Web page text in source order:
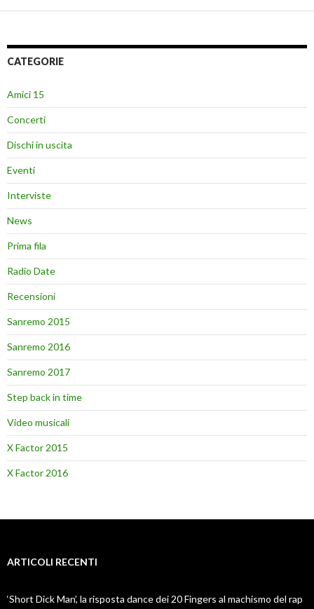
CATEGORIE
Amici 15
Concerti
Dischi in uscita
Eventi
Interviste
News
Prima fila
Radio Date
Recensioni
Sanremo 2015
Sanremo 2016
Sanremo 2017
Step back in time
Video musicali
X Factor 2015
X Factor 2016
ARTICOLI RECENTI
‘Short Dick Man’, la risposta dance dei 20 Fingers al machismo del rap